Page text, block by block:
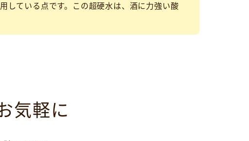
している点です。この超硬水は、酒に力強い酸
気軽に